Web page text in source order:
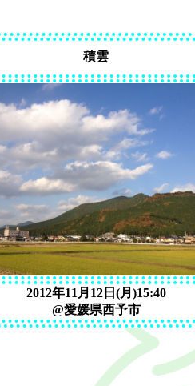
積雲
2012年11月12日(月)15:40
@愛媛県西予市